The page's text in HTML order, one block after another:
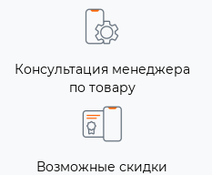
Консультация менеджера
по товару
Возможные скидки